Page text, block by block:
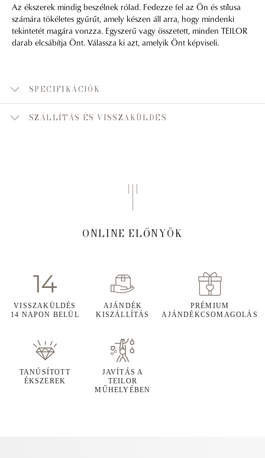
Az ékszerek mindig beszélnek rólad. Fedezze fel az Ön és stílusa
számára tökéletes gyűrűt, amely készen áll arra, hogy mindenki
tekintetét magára vonzza. Egyszerű vagy összetett, minden TEILOR
darab elcsábítja Önt. Válassza ki azt, amelyik Önt képviseli.
SPECIFIKÁCIÓK
SZÁLLÍTÁS ÉS VISSZAKÜLDÉS
ONLINE ELŐNYÖK
VISSZAKÜLDÉS
14 NAPON BELÜL
AJÁNDÉK
KISZÁLLÍTÁS
PRÉMIUM
AJÁNDÉKCSOMAGOLÁS
TANÚSÍTOTT
ÉKSZEREK
JAVÍTÁS A
TEILOR
MŰHELYÉBEN